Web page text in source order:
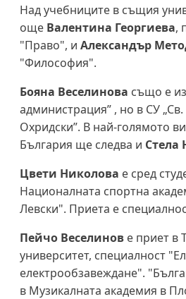
Над учебниците в същия
още Валентина Георгиева,
"Право", и Александър
"Философия".
Бояна Веселинова също е
администрация” , но в СУ
Охридски”. В най-голямото
България ще следва и Стела
Цвети Николова е сред
Националната спортна
Левски". Приета е
Пейчо Веселинов е приет в
университет, специалност
електрообзавеждане".
в Музикалната академия в